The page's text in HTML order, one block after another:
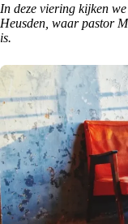
In deze viering kijken
Heusden, waar pastor
is.